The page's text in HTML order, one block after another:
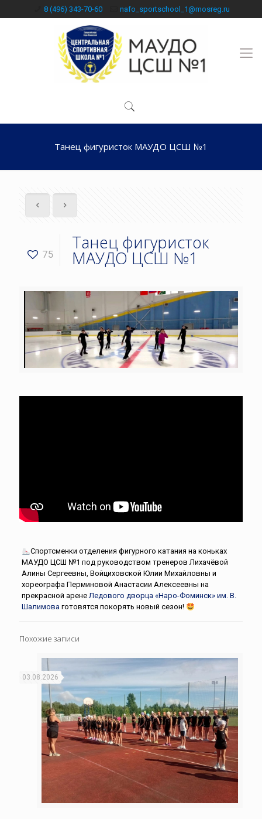
8 (496) 343-70-60 nafo_sportschool_1@mosreg.ru
Танец фигуристок МАУДО ЦСШ №1
75
Танец фигуристок
МАУДО ЦСШ №1
Спортсменки отделения фигурного катания на коньках
МАУДО ЦСШ №1 под руководством тренеров Лихачёвой
Алины Сергеевны, Войциховской Юлии Михайловны и
хореографа Перминовой Анастасии Алексеевны на
прекрасной аренеЛедового дворца «Наро-Фоминск» им. В.
Шалимоваготовятся покорять новый сезон!
Похожие записи
03.08.2026